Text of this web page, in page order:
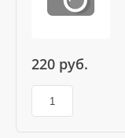
220 руб.